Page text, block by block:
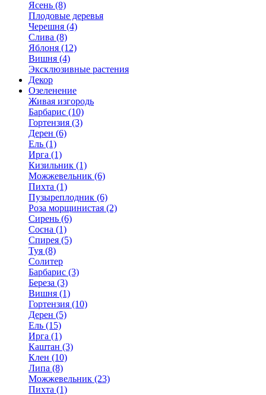
Ясень (8)
Плодовые деревья
Черешня (4)
Слива (8)
Яблоня (12)
Вишня (4)
Эксклюзивные растения
Декор
Озеленение
Живая изгородь
Барбарис (10)
Гортензия (3)
Дерен (6)
Ель (1)
Ирга (1)
Кизильник (1)
Можжевельник (6)
Пихта (1)
Пузыреплодник (6)
Роза морщинистая (2)
Сирень (6)
Сосна (1)
Спирея (5)
Туя (8)
Солитер
Барбарис (3)
Береза (3)
Вишня (1)
Гортензия (10)
Дерен (5)
Ель (15)
Ирга (1)
Каштан (3)
Клен (10)
Липа (8)
Можжевельник (23)
Пихта (1)